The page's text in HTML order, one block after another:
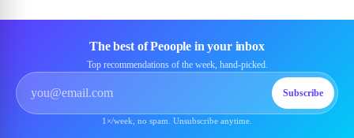
The best of Peoople in your inbox
Top recommendations of the week, hand-picked.
Subscribe
1×/week, no spam. Unsubscribe anytime.